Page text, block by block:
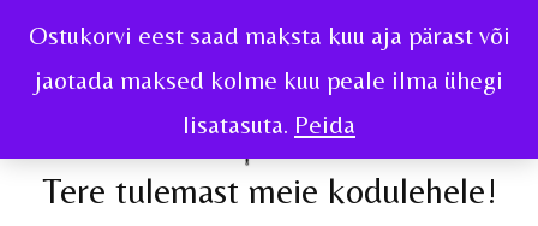
Ostukorvi eest saad maksta kuu aja pärast või
jaotada maksed kolme kuu peale ilma ühegi
lisatasuta. Peida
Tere tulemast meie kodulehele!